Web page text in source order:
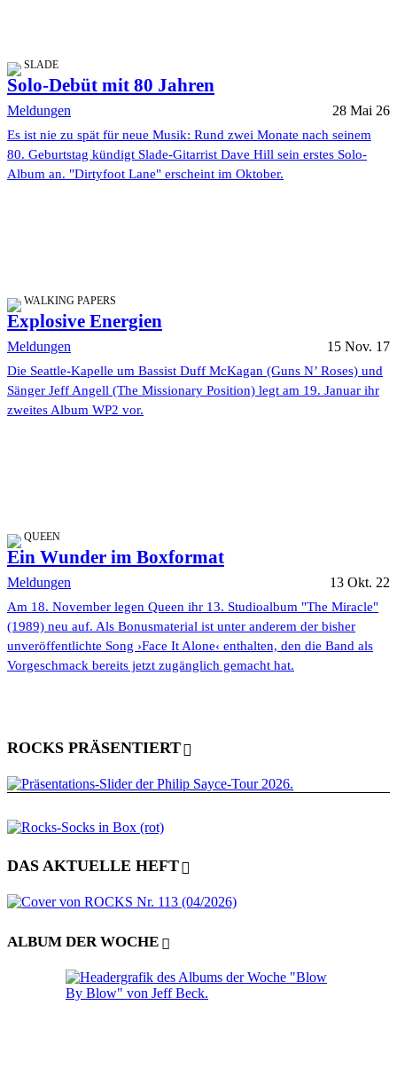
SLADE
Solo-Debüt mit 80 Jahren
Meldungen 28 Mai 26
Es ist nie zu spät für neue Musik: Rund zwei Monate nach seinem
80. Geburtstag kündigt Slade-Gitarrist Dave Hill sein erstes Solo-
Album an. "Dirtyfoot Lane" erscheint im Oktober.
WALKING PAPERS
Explosive Energien
Meldungen 15 Nov. 17
Die Seattle-Kapelle um Bassist Duff McKagan (Guns N’ Roses) und
Sänger Jeff Angell (The Missionary Position) legt am 19. Januar ihr
zweites Album WP2 vor.
QUEEN
Ein Wunder im Boxformat
Meldungen 13 Okt. 22
Am 18. November legen Queen ihr 13. Studioalbum "The Miracle"
(1989) neu auf. Als Bonusmaterial ist unter anderem der bisher
unveröffentlichte Song ›Face It Alone‹ enthalten, den die Band als
Vorgeschmack bereits jetzt zugänglich gemacht hat.
ROCKS PRÄSENTIERT
DAS AKTUELLE HEFT
ALBUM DER WOCHE